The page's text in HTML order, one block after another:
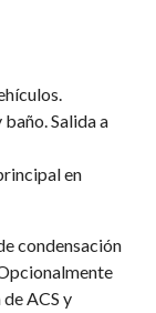
Salida a
en
condensación
ACS y